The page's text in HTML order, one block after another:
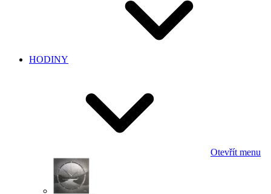
HODINY
Otevřít menu